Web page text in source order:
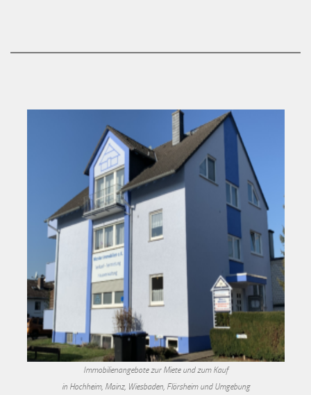
Immobilienangebote zur Miete und zum Kauf
in Hochheim, Mainz, Wiesbaden, Flörsheim und Umgebung